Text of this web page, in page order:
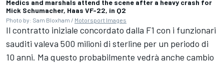
Medics and marshals attend the scene after a heavy crash for
Mick Schumacher, Haas VF-22, in Q2
Photo by: Sam Bloxham / Motorsport Images
Il contratto iniziale concordato dalla F1 con i funzionari
sauditi valeva 500 milioni di sterline per un periodo di
10 anni. Ma questo probabilmente vedrà anche cambio